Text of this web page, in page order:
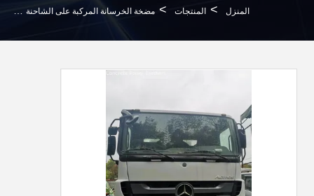
المنزل > المنتجات > مضخة الخرسانة المركبة على الشاحنة >